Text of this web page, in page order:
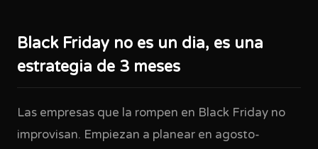
Black Friday no es un dia, es una
estrategia de 3 meses
Las empresas que la rompen en Black Friday no
improvisan. Empiezan a planear en agosto-